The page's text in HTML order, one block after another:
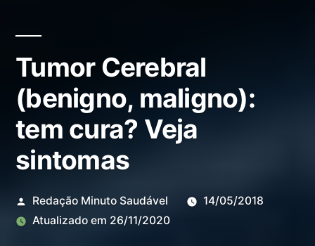
Tumor Cerebral
(benigno, maligno):
tem cura? Veja
sintomas
Redação Minuto Saudável
14/05/2018
Atualizado em 26/11/2020